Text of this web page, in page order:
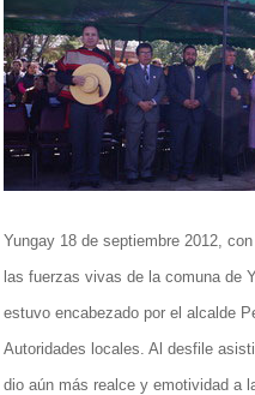
Yungay 18 de septiembre 2012,
las fuerzas vivas de la comuna de
estuvo encabezado por el alcalde
Autoridades locales. Al desfile
dio aún más realce y emotividad a